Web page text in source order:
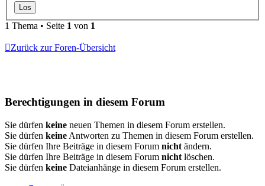
1 Thema • Seite 1 von 1
Zurück zur Foren-Übersicht
Berechtigungen in diesem Forum
Sie dürfen keine neuen Themen in diesem Forum erstellen.
Sie dürfen keine Antworten zu Themen in diesem Forum erstellen.
Sie dürfen Ihre Beiträge in diesem Forum nicht ändern.
Sie dürfen Ihre Beiträge in diesem Forum nicht löschen.
Sie dürfen keine Dateianhänge in diesem Forum erstellen.